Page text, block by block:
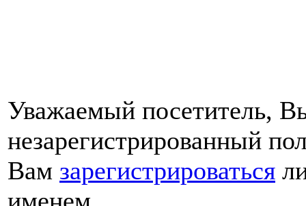
Уважаемый посетитель,
незарегистрированный
Вам зарегистрироваться